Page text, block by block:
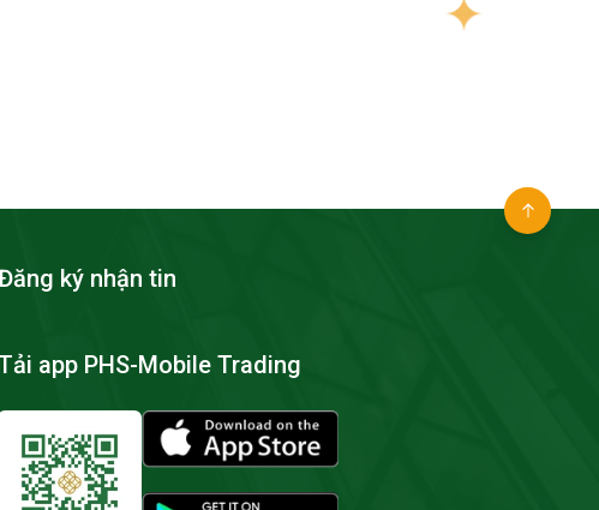
ký nhận tin
app PHS-Mobile Trading